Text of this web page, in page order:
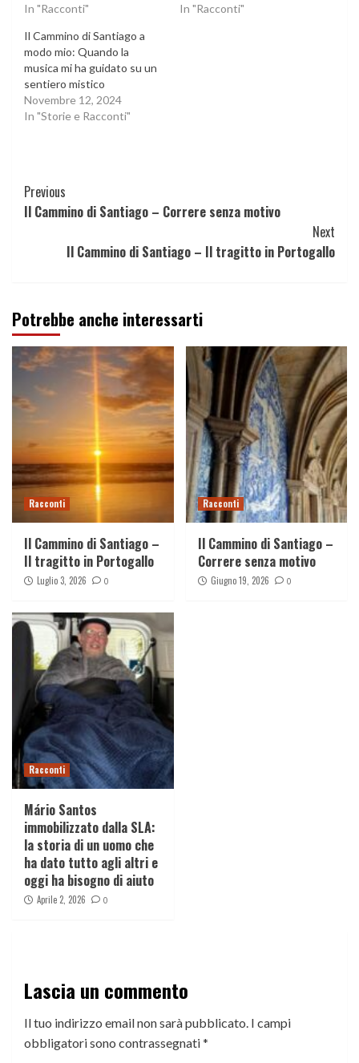
In "Racconti"
In "Racconti"
Il Cammino di Santiago a
modo mio: Quando la
musica mi ha guidato su un
sentiero mistico
Novembre 12, 2024
In "Storie e Racconti"
Continue
Reading
Previous
Il Cammino di Santiago – Correre senza motivo
Next
Il Cammino di Santiago – Il tragitto in Portogallo
Potrebbe anche interessarti
Racconti
Il Cammino di Santiago –
Il tragitto in Portogallo
Luglio 3, 2026 0
Racconti
Il Cammino di Santiago –
Correre senza motivo
Giugno 19, 2026 0
Racconti
Mário Santos
immobilizzato dalla SLA:
la storia di un uomo che
ha dato tutto agli altri e
oggi ha bisogno di aiuto
Aprile 2, 2026 0
Lascia un commento
Il tuo indirizzo email non sarà pubblicato. I campi
obbligatori sono contrassegnati*